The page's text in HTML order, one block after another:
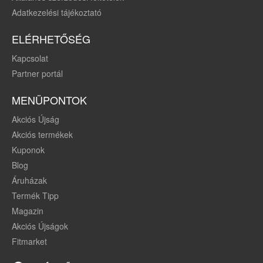
Adatkezelési tájékoztató
ELÉRHETŐSÉG
Kapcsolat
Partner portál
MENÜPONTOK
Akciós Újság
Akciós termékek
Kuponok
Blog
Áruházak
Termék Tipp
Magazin
Akciós Újságok
Fitmarket